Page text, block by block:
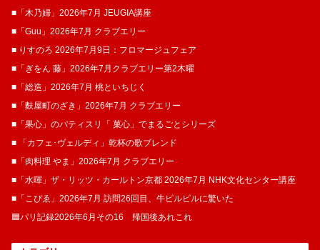
■「木乃婦」2026年7月 JEUGIA講座
■「Guu」2026年7月 クラブエリー
■ りすのろ 2026年7月9日：フロマージュフェア
■「ぎをん 藤」2026年7月クラブエリー第2木曜
■「総造」2026年7月 桃といちじく
■「麩屋町のざき」2026年7月 クラブエリー
■「果心」のパティスリ「 菓​心」でまるごとシリーズ
■ 「カフェ･ヴェルディ」乾杯の歌ブレンド
■「肉料理 やま」2026年7月 クラブエリー
■「水暉」ザ・リッツ・カールトン京都 2026年7月 NHK文化センター講座
■「こぴゑ」2026年7月 訪問26回目、牛ピルピルに驚いた
🟦パリ記録2026年6月その16 帰国後あれこれ